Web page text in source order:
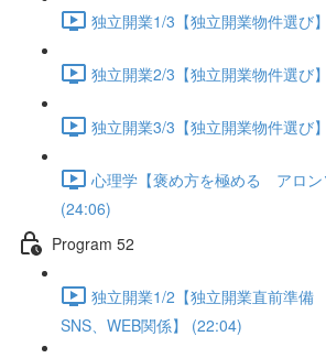
独立開業1/3【独立開業物件選び
独立開業2/3【独立開業物件選び
独立開業3/3【独立開業物件選び
心理学【褒め方を極める アロン
(24:06)
Program 52
独立開業1/2【独立開業直前準
SNS、WEB関係】 (22:04)